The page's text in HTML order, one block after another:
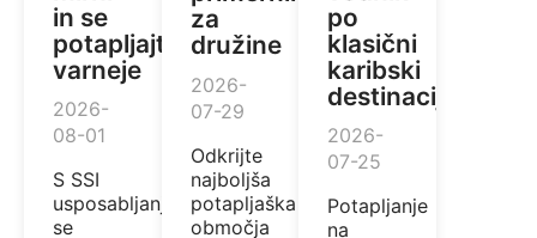
in se
potapljajte
varneje
2026-
08-01
S SSI
usposabljanjem
se
za
družine
2026-
07-29
Odkrijte
najboljša
potapljaška
območja
po
klasični
karibski
destinaciji
2026-
07-25
Potapljanje
na